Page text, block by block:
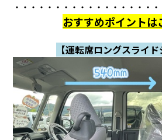
・・・・・・・・・・・・・・・・・
おすすめポイントは
【運転席ロングスライド